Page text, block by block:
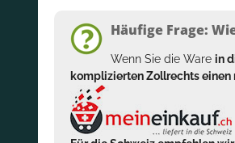
Häufige Frage:
Wenn Sie die Ware in
komplizierten Zollrechts einen